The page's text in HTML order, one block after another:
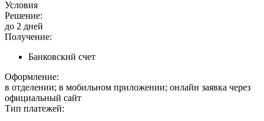
Условия
Решение:
до 2 дней
Получение:
Банковский счет
Оформление:
в отделении; в мобильном приложении; онлайн заявка через
официальный сайт
Тип платежей: